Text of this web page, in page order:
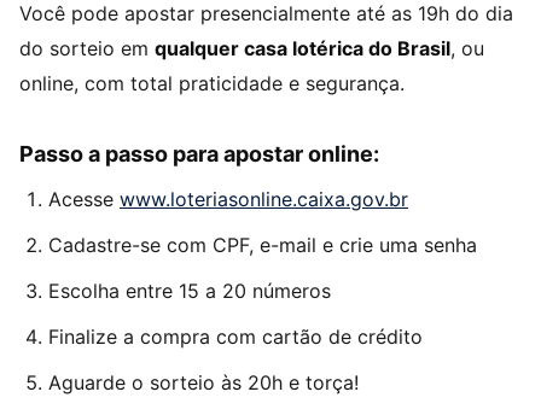
Você pode apostar presencialmente até as 19h do dia
do sorteio em qualquer casa lotérica do Brasil, ou
online, com total praticidade e segurança.
Passo a passo para apostar online:
Acesse www.loteriasonline.caixa.gov.br
Cadastre-se com CPF, e-mail e crie uma senha
Escolha entre 15 a 20 números
Finalize a compra com cartão de crédito
Aguarde o sorteio às 20h e torça!